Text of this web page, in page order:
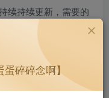
续持续更新，需要的
半年教资网盘群，
碎碎念啊】